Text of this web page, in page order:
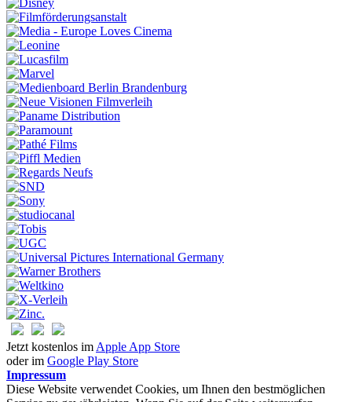
Jetzt kostenlos im Apple App Store
oder im Google Play Store
Impressum
Diese Website verwendet Cookies, um Ihnen den bestmöglichen